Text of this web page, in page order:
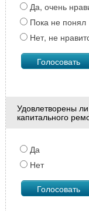
Да, очень
Пока не понял
Нет, не
Удовлетворены
капитального
Да
Нет